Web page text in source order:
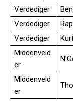
Verdediger
Verdediger
Verdediger
Middenveld
er
Middenveld
er